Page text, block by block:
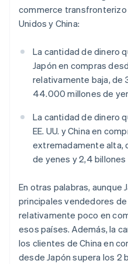
commerce transfronterizo
Unidos y China:
La cantidad de dinero
Japón en compras
relativamente baja, de
44.000 millones de
La cantidad de dinero
EE. UU. y China en
extremadamente alta,
de yenes y 2,4
En otras palabras, aunque
principales vendedores de
relativamente poco en
esos países. Además, la
los clientes de China en
desde Japón supera los 2